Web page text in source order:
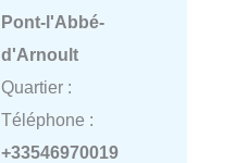
Pont-l'Abbé-
d'Arnoult
Quartier :
Téléphone :
+33546970019